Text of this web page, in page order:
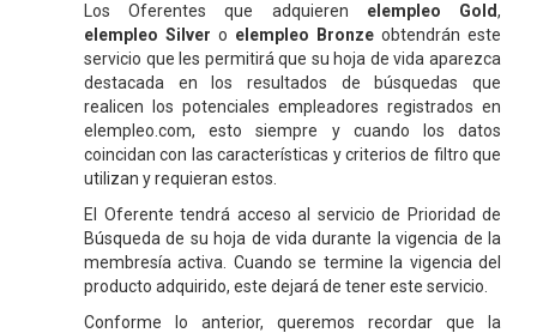
Los Oferentes que adquieren elempleo Gold,
elempleo Silver o elempleo Bronze obtendrán este
servicio que les permitirá que su hoja de vida aparezca
destacada en los resultados de búsquedas que
realicen los potenciales empleadores registrados en
elempleo.com, esto siempre y cuando los datos
coincidan con las características y criterios de filtro que
utilizan y requieran estos.
El Oferente tendrá acceso al servicio de Prioridad de
Búsqueda de su hoja de vida durante la vigencia de la
membresía activa. Cuando se termine la vigencia del
producto adquirido, este dejará de tener este servicio.
Conforme lo anterior, queremos recordar que la